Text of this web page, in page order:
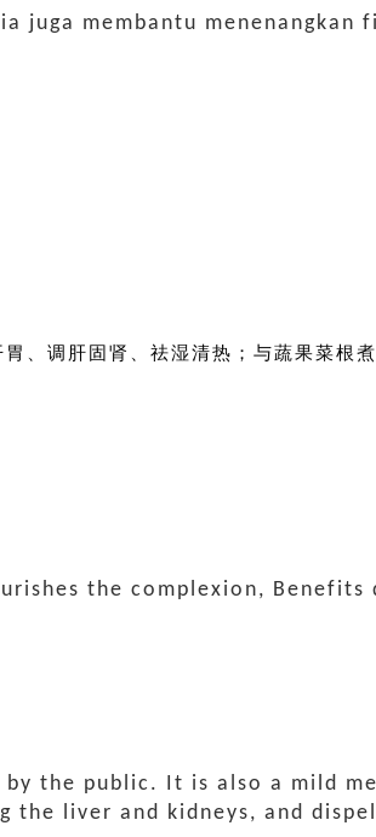
juga membantu menenangkan
、调肝固肾、祛湿清热；与蔬果菜根
the complexion, Benefits
by the public. It is also a mild
liver and kidneys, and